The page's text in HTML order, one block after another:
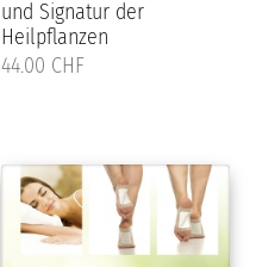
und Signatur der
Heilpflanzen
44.00 CHF